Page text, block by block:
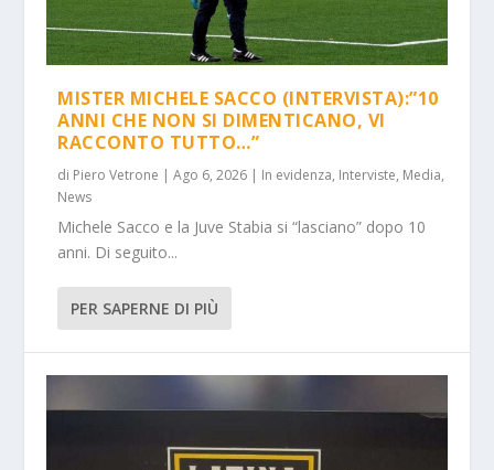
MISTER MICHELE SACCO (INTERVISTA):”10
ANNI CHE NON SI DIMENTICANO, VI
RACCONTO TUTTO…”
di Piero Vetrone |Ago 6, 2026 | In evidenza, Interviste, Media,
News
Michele Sacco e la Juve Stabia si “lasciano” dopo 10
anni. Di seguito...
PER SAPERNE DI PIÙ